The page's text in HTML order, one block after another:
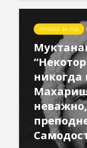
ЛУЧШЕЕ ЗА ГОД
никогда